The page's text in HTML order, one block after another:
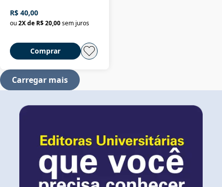
R$ 40,00
ou2X de R$ 20,00sem juros
Comprar